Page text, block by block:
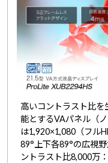
高いコントラスト比
能とするVAパネル（
は1,920×1,080（フル
89°上下各89°の広視
ントラスト比8,000万